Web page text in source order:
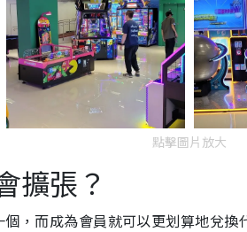
點擊圖片放大
擴張？
，而成為會員就可以更划算地兌